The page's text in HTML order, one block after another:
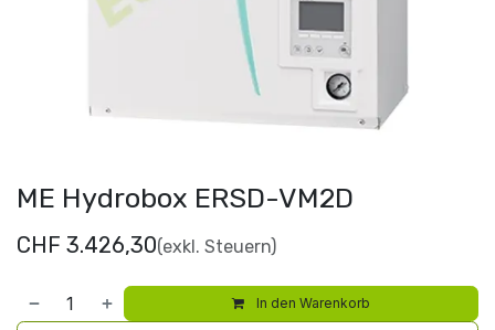
ME Hydrobox ERSD-VM2D
CHF 3.426,30(exkl. Steuern)
In den Warenkorb